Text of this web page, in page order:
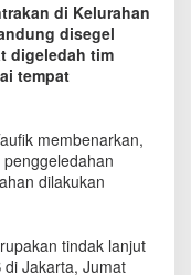
di Kelurahan
disegel
digeledah tim
tempat
membenarkan,
dilakukan
tindak lanjut
Jakarta, Jumat